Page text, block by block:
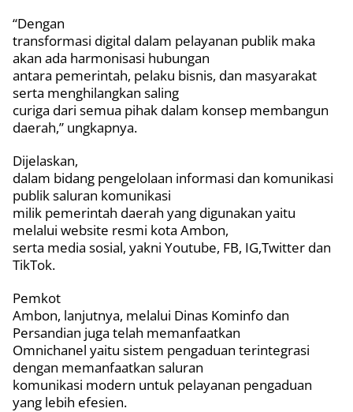
“Dengan
transformasi digital dalam pelayanan publik maka
akan ada harmonisasi hubungan
antara pemerintah, pelaku bisnis, dan masyarakat
serta menghilangkan saling
curiga dari semua pihak dalam konsep membangun
daerah,” ungkapnya.
Dijelaskan,
dalam bidang pengelolaan informasi dan komunikasi
publik saluran komunikasi
milik pemerintah daerah yang digunakan yaitu
melalui website resmi kota Ambon,
serta media sosial, yakni Youtube, FB, IG,Twitter dan
TikTok.
Pemkot
Ambon, lanjutnya, melalui Dinas Kominfo dan
Persandian juga telah memanfaatkan
Omnichanel yaitu sistem pengaduan terintegrasi
dengan memanfaatkan saluran
komunikasi modern untuk pelayanan pengaduan
yang lebih efesien.